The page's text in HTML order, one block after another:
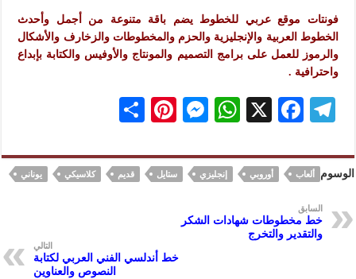
فونتات موقع عربي للخطوط يضم باقة متنوعة من أجمل وأحدث
الخطوط العربية والإنجليزية والحزم والمخطوطات والزخارف والأشكال
والرموز للعمل على برامج التصميم والمونتاج والأوفيس والكتابة بإبداع
واحترافية .
Te
gr
a
m
F
eb
oo
k
X
W
at
s
A
M
se
n
r
Pi
er
es
ar
e
الوسوم ألعاب أوروبي إنجليزي ستايل قديم كلاسيكي يوناني
السابق
خط مخطوطات شهادات الشكر
والتقدير والتخرج
التالي
خط أندلسي الفني العربي لكتابة
النصوص والعناوين